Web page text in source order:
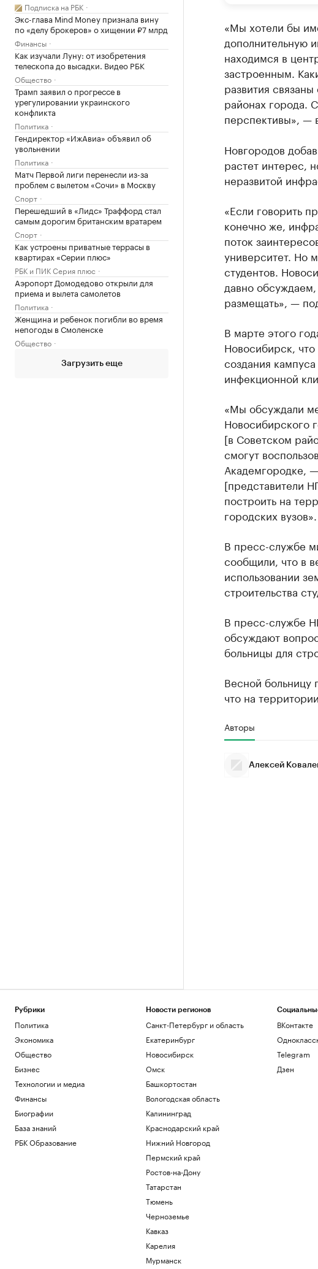
Подписка на РБК
Экс-глава Mind Money признала вину
по «делу брокеров» о хищении ₽7 млрд
Финансы
Как изучали Луну: от изобретения
телескопа до высадки. Видео РБК
Общество
Трамп заявил о прогрессе в
урегулировании украинского
конфликта
Политика
Гендиректор «ИжАвиа» объявил об
увольнении
Политика
Матч Первой лиги перенесли из-за
проблем с вылетом «Сочи» в Москву
Спорт
Перешедший в «Лидс» Траффорд стал
самым дорогим британским вратарем
Спорт
Как устроены приватные террасы в
квартирах «Серии плюс»
РБК и ПИК Серия плюс
Аэропорт Домодедово открыли для
приема и вылета самолетов
Политика
Женщина и ребенок погибли во время
непогоды в Смоленске
Общество
Загрузить еще
«Мы хотели бы
дополнительную
находимся в
застроенным.
развития
районах города.
перспективы», —
Новгородов
растет интерес,
неразвитой
«Если говорить
конечно же,
поток
университет. Но
студентов.
давно обсуждаем,
размещать», —
В марте этого
Новосибирск,
создания
инфекционной
«Мы обсуждали
Новосибирского
[в Советском
смогут
Академгородке,
[представители
построить на
городских вузов».
В пресс-службе
сообщили, что в
использовании
строительства
В пресс-службе
обсуждают
больницы для
Весной больницу
что на
Авторы
Алексей
Рубрики
Политика
Экономика
Общество
Бизнес
Технологии и медиа
Финансы
Биографии
База знаний
РБК Образование
Новости регионов
Санкт-Петербург и область
Екатеринбург
Новосибирск
Омск
Башкортостан
Вологодская область
Калининград
Краснодарский край
Нижний Новгород
Пермский край
Ростов-на-Дону
Татарстан
Тюмень
Черноземье
Кавказ
Карелия
Мурманск
ВКонтакте
Telegram
Дзен